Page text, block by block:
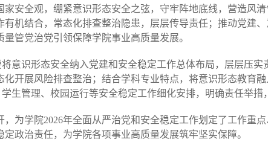
家安全观，绷紧意识形态安全之弦，守牢阵地底线，营造风
有机结合，常态化排查整治隐患，层层传导责任；推动党建
管党治党引领保障学院事业高质量发展。
意识形态安全纳入党建和安全稳定工作总体布局，层层压
化开展风险排查整治；结合学科专业特点，将意识形态教育
生管理、校园运行等安全稳定工作细化安排，明确责任举措
，为学院2026年全面从严治党和安全稳定工作划定了工作重点
政治责任，为学院各项事业高质量发展筑牢坚实保障。